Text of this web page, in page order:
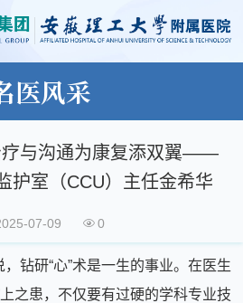
医风采
疗与沟通为康复添双翼——
护室（CCU）主任金希华
07-09 0
钻研“心”术是一生的事业。在医生
之患，不仅要有过硬的学科专业技